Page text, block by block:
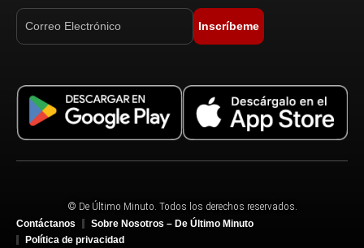
Inscríbeme
© De Último Minuto. Todos los derechos reservados.
Contáctanos
Sobre Nosotros – De Último Minuto
Política de privacidad